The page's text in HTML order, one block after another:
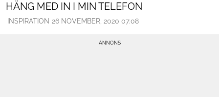
HÄNG MED IN I MIN TELEFON
INSPIRATION 26 NOVEMBER, 2020 07:08